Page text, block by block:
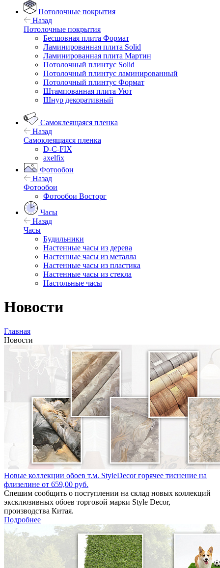
Потолочные покрытия
Назад
Потолочные покрытия
Бесшовная плита Формат
Ламинированная плита Solid
Ламинированная плита Мартин
Потолочный плинтус Solid
Потолочный плинтус ламинированный
Потолочный плинтус Формат
Штампованная плита Уют
Шнур декоративный
Самоклеящаяся пленка
Назад
Самоклеящаяся пленка
D-C-FIX
axelfix
Фотообои
Назад
Фотообои
Фотообои Восторг
Часы
Назад
Часы
Будильники
Настенные часы из дерева
Настенные часы из металла
Настенные часы из пластика
Настенные часы из стекла
Настольные часы
Новости
Главная
Новости
Новые коллекции обоев т.м. StyleDecor горячее тиснение на
флизелине от 659,00 руб.
Спешим сообщить о поступлении на склад новых коллекций
эксклюзивных обоев торговой марки Style Decor,
производства Китая.
Подробнее